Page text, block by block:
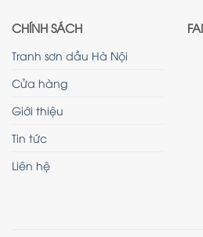
CHÍNH SÁCH
Tranh sơn dầu Hà Nội
Cửa hàng
Giới thiệu
Tin tức
Liên hệ